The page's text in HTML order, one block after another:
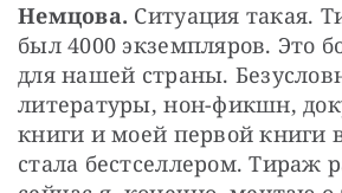
Немцова. Ситуация такая.
был 4000 экземпляров. Это
для нашей страны.
литературы, нон-фикшн,
книги и моей первой книги
стала бестселлером. Тираж